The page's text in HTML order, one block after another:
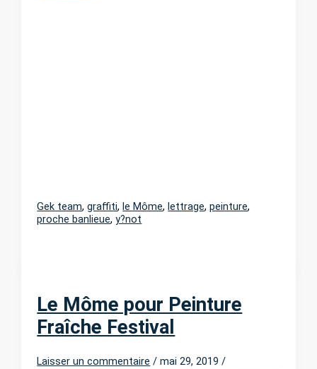
Gek team,graffiti,le Môme,lettrage,peinture,
proche banlieue,y?not
Le Môme pour Peinture
Fraîche Festival
Laisser un commentaire /mai 29, 2019/